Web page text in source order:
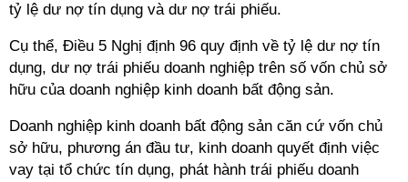
tỷ lệ dư nợ tín dụng và dư nợ trái phiếu.
Cụ thể, Điều 5 Nghị định 96 quy định về tỷ lệ dư nợ tín
dụng, dư nợ trái phiếu doanh nghiệp trên số vốn chủ sở
hữu của doanh nghiệp kinh doanh bất động sản.
Doanh nghiệp kinh doanh bất động sản căn cứ vốn chủ
sở hữu, phương án đầu tư, kinh doanh quyết định việc
vay tại tổ chức tín dụng, phát hành trái phiếu doanh